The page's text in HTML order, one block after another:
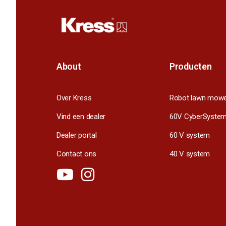
About
Over Kress
Vind een dealer
Dealer portal
Contact ons
Producten
Robot lawn
60V CyberSystem
60 V system
40 V system